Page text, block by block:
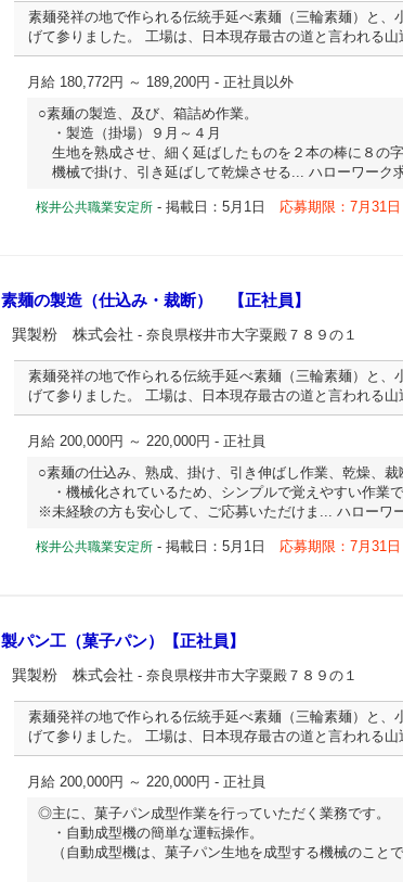
素麺発祥の地で作られる伝統手延べ素麺（三輪素麺）と
げて参りました。 工場は、日本現存最古の道と言われる山
月給 180,772円 ～ 189,200円 - 正社員以外
○素麺の製造、及び、箱詰め作業。
・製造（掛場）９月～４月
生地を熟成させ、細く延ばしたものを２本の棒に８の
機械で掛け、引き延ばして乾燥させる... ハローワーク
桜井公共職業安定所 - 掲載日：5月1日 応募期限：7月31日
素麺の製造（仕込み・裁断） 【正社員】
巽製粉 株式会社 - 奈良県桜井市大字粟殿７８９の１
素麺発祥の地で作られる伝統手延べ素麺（三輪素麺）と
げて参りました。 工場は、日本現存最古の道と言われる山
月給 200,000円 ～ 220,000円 - 正社員
○素麺の仕込み、熟成、掛け、引き伸ばし作業、乾燥、裁
・機械化されているため、シンプルで覚えやすい作業で
※未経験の方も安心して、ご応募いただけま... ハローワ
桜井公共職業安定所 - 掲載日：5月1日 応募期限：7月31日
製パン工（菓子パン）【正社員】
巽製粉 株式会社 - 奈良県桜井市大字粟殿７８９の１
素麺発祥の地で作られる伝統手延べ素麺（三輪素麺）と
げて参りました。 工場は、日本現存最古の道と言われる山
月給 200,000円 ～ 220,000円 - 正社員
◎主に、菓子パン成型作業を行っていただく業務です。
・自動成型機の簡単な運転操作。
（自動成型機は、菓子パン生地を成型する機械のことで